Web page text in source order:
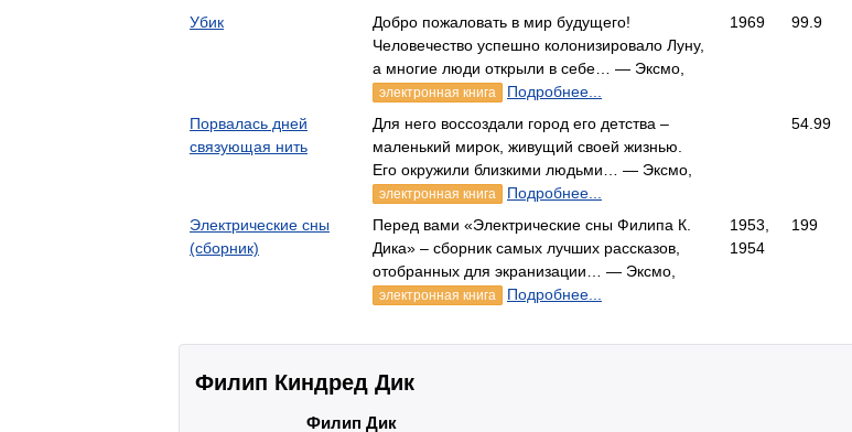
Убик
Добро пожаловать в мир будущего!
Человечество успешно колонизировало Луну,
а многие люди открыли в себе… — Эксмо,
электронная книга Подробнее...
1969 99.9
Порвалась дней
связующая нить
Для него воссоздали город его детства –
маленький мирок, живущий своей жизнью.
Его окружили близкими людьми… — Эксмо,
электронная книга Подробнее...
54.99
Электрические сны
(сборник)
Перед вами «Электрические сны Филипа К.
Дика» – сборник самых лучших рассказов,
отобранных для экранизации… — Эксмо,
электронная книга Подробнее...
1953,
1954
199
Филип Киндред Дик
Филип Дик